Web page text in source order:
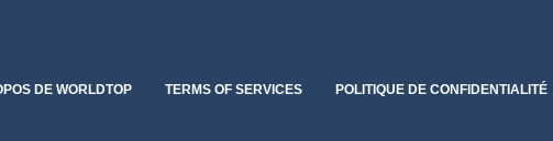
DE WORLDTOP TERMS OF SERVICES POLITIQUE DE CONFIDENTIALITÉ